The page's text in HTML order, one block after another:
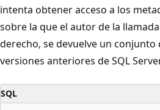
intenta obtener acceso a los
sobre la que el autor de la
derecho, se devuelve un conjunto
versiones anteriores de SQL
SQL